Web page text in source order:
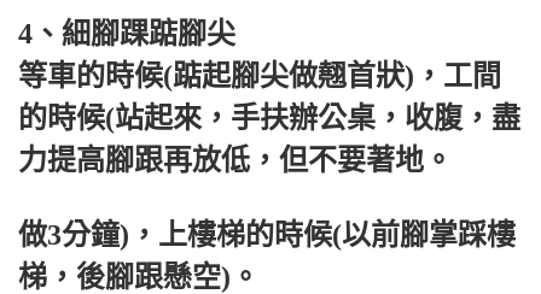
4、細腳踝踮腳尖
等車的時候(踮起腳尖做翹首狀)，工間
的時候(站起來，手扶辦公桌，收腹，盡
力提高腳跟再放低，但不要著地。
做3分鐘)，上樓梯的時候(以前腳掌踩樓
梯，後腳跟懸空)。